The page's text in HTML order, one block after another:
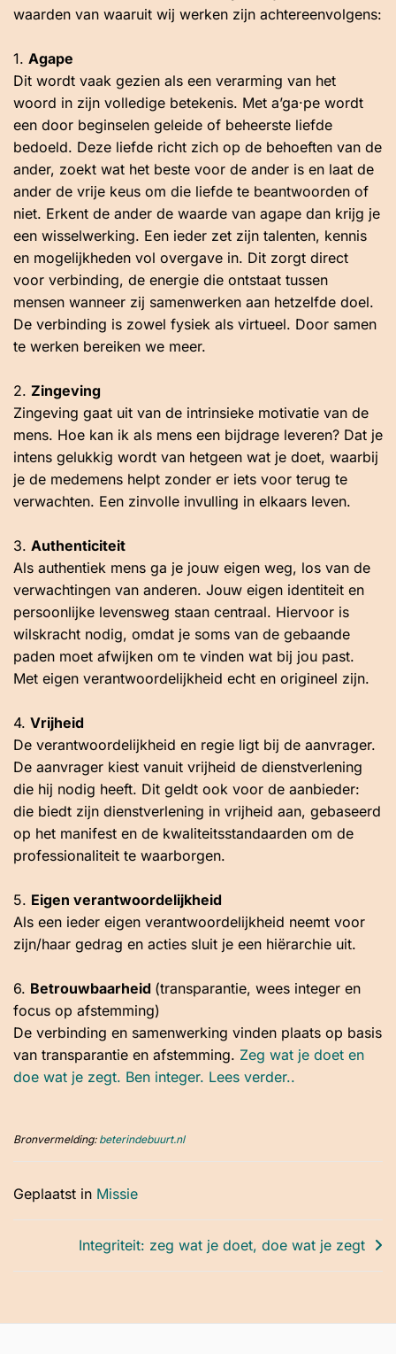
waarden van waaruit wij werken zijn achtereenvolgens:
1. Agape
Dit wordt vaak gezien als een verarming van het
woord in zijn volledige betekenis. Met a’ga·pe wordt
een door beginselen geleide of beheerste liefde
bedoeld. Deze liefde richt zich op de behoeften van de
ander, zoekt wat het beste voor de ander is en laat de
ander de vrije keus om die liefde te beantwoorden of
niet. Erkent de ander de waarde van agape dan krijg je
een wisselwerking. Een ieder zet zijn talenten, kennis
en mogelijkheden vol overgave in. Dit zorgt direct
voor verbinding, de energie die ontstaat tussen
mensen wanneer zij samenwerken aan hetzelfde doel.
De verbinding is zowel fysiek als virtueel. Door samen
te werken bereiken we meer.
2. Zingeving
Zingeving gaat uit van de intrinsieke motivatie van de
mens. Hoe kan ik als mens een bijdrage leveren? Dat je
intens gelukkig wordt van hetgeen wat je doet, waarbij
je de medemens helpt zonder er iets voor terug te
verwachten. Een zinvolle invulling in elkaars leven.
3. Authenticiteit
Als authentiek mens ga je jouw eigen weg, los van de
verwachtingen van anderen. Jouw eigen identiteit en
persoonlijke levensweg staan centraal. Hiervoor is
wilskracht nodig, omdat je soms van de gebaande
paden moet afwijken om te vinden wat bij jou past.
Met eigen verantwoordelijkheid echt en origineel zijn.
4. Vrijheid
De verantwoordelijkheid en regie ligt bij de aanvrager.
De aanvrager kiest vanuit vrijheid de dienstverlening
die hij nodig heeft. Dit geldt ook voor de aanbieder:
die biedt zijn dienstverlening in vrijheid aan, gebaseerd
op het manifest en de kwaliteitsstandaarden om de
professionaliteit te waarborgen.
5. Eigen verantwoordelijkheid
Als een ieder eigen verantwoordelijkheid neemt voor
zijn/haar gedrag en acties sluit je een hiërarchie uit.
6. Betrouwbaarheid (transparantie, wees integer en
focus op afstemming)
De verbinding en samenwerking vinden plaats op basis
van transparantie en afstemming. Zeg wat je doet en
doe wat je zegt. Ben integer. Lees verder..
Bronvermelding: beterindebuurt.nl
Geplaatst in Missie
Bericht
navigatie
Integriteit: zeg wat je doet, doe wat je zegt